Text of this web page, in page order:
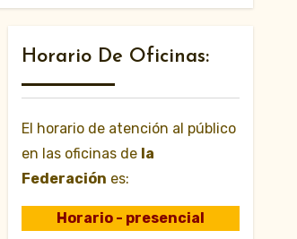
Horario De Oficinas:
El horario de atención al público
en las oficinas de la
Federación es:
Horario - presencial